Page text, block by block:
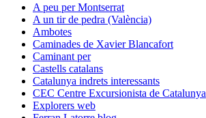
A peu per Montserrat
A un tir de pedra (València)
Ambotes
Caminades de Xavier Blancafort
Caminant per
Castells catalans
Catalunya indrets interessants
CEC Centre Excursionista de Catalunya
Explorers web